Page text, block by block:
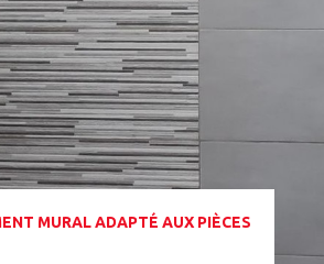
MURAL ADAPTÉ AUX PIÈCES